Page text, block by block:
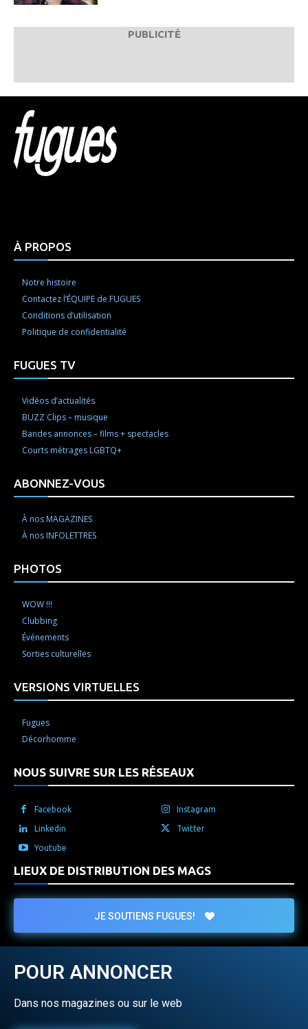
PUBLICITÉ
À PROPOS
Notre histoire
Contactez l’ÉQUIPE de FUGUES
Conditions d’utilisation
Politique de confidentialité
FUGUES TV
Vidéos d’actualités
BUZZ Clips – musique
Bandes annonces – films + spectacles
Courts métrages LGBTQ+
ABONNEZ-VOUS
À nos MAGAZINES
À nos INFOLETTRES
PHOTOS
WOW !!!
Clubbing
Événements
Sorties culturelles
VERSIONS VIRTUELLES
Fugues
Décorhomme
NOUS SUIVRE SUR LES RÉSEAUX
Facebook Instagram
Linkedin Twitter
Youtube
LIEUX DE DISTRIBUTION DES MAGS
JE SOUTIENS FUGUES!
POUR ANNONCER
Dans nos magazines ou sur le web